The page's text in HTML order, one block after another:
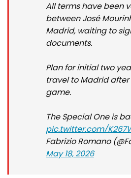
All terms have been
between José
Madrid, waiting to
documents.
Plan for initial two
travel to Madrid
game.
The Special One is
pic.twitter.com/
Fabrizio Romano
May 18, 2026